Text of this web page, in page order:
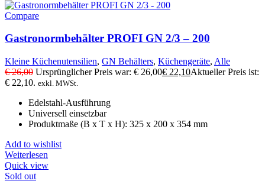
Compare
Gastronormbehälter PROFI GN 2/3 – 200
Kleine Küchenutensilien, GN Behälters, Küchengeräte, Alle
€26,00 Ursprünglicher Preis war: € 26,00€ 22,10Aktueller Preis ist:
€ 22,10. exkl. MWSt.
Edelstahl-Ausführung
Universell einsetzbar
Produktmaße (B x T x H): 325 x 200 x 354 mm
Add to wishlist
Weiterlesen
Quick view
Sold out